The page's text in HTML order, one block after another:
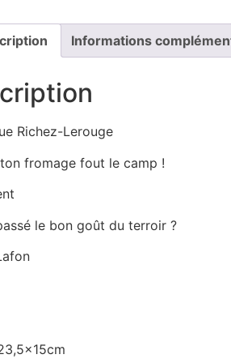
Informations
Richez-Lerouge
fromage fout le camp !
le bon goût du terroir ?